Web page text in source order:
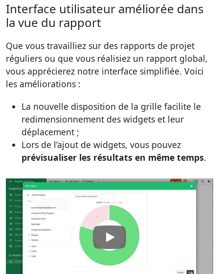
Interface utilisateur améliorée dans
la vue du rapport
Que vous travailliez sur des rapports de projet
réguliers ou que vous réalisiez un rapport global,
vous apprécierez notre interface simplifiée. Voici
les améliorations :
La nouvelle disposition de la grille facilite le
redimensionnement des widgets et leur
déplacement ;
Lors de l’ajout de widgets, vous pouvez
prévisualiser les résultats en même temps.